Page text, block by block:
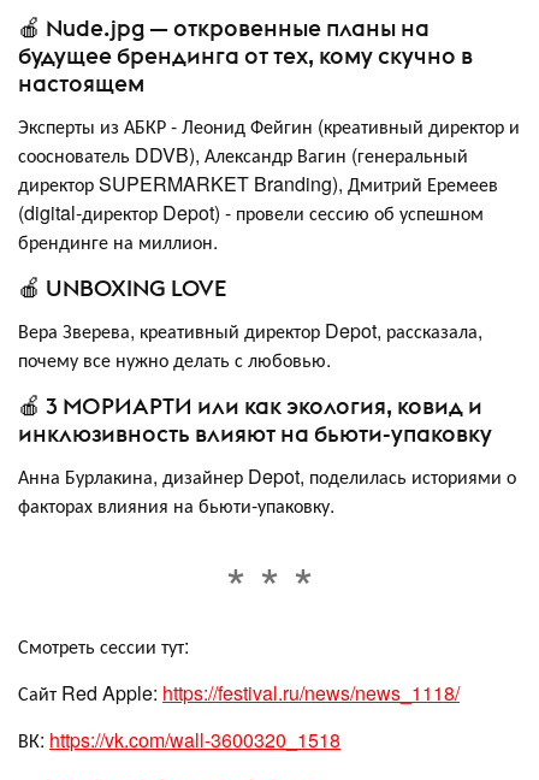
🍎 Nude.jpg — откровенные планы на
будущее брендинга от тех, кому скучно в
настоящем
Эксперты из АБКР - Леонид Фейгин (креативный директор и
сооснователь DDVB), Александр Вагин (генеральный
директор SUPERMARKET Branding), Дмитрий Еремеев
(digital-директор Depot) - провели сессию об успешном
брендинге на миллион.
🍎 UNBOXING LOVE
Вера Зверева, креативный директор Depot, рассказала,
почему все нужно делать с любовью.
🍎 3 МОРИАРТИ или как экология, ковид и
инклюзивность влияют на бьюти-упаковку
Анна Бурлакина, дизайнер Depot, поделилась историями о
факторах влияния на бьюти-упаковку.
Смотреть сессии тут:
Сайт Red Apple: https://festival.ru/news/news_1118/
ВК: https://vk.com/wall-3600320_1518